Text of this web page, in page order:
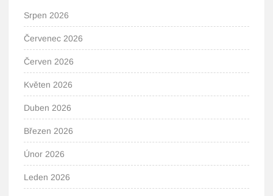
Srpen 2026
Červenec 2026
Červen 2026
Květen 2026
Duben 2026
Březen 2026
Únor 2026
Leden 2026